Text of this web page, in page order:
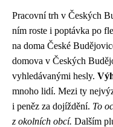
Pracovní trh v Českých
ním roste i poptávka po
na doma České
domova v Českých
vyhledávanými hesly.
mnoho lidí. Mezi ty
i peněz za dojíždění. To
z okolních obcí. Dalším